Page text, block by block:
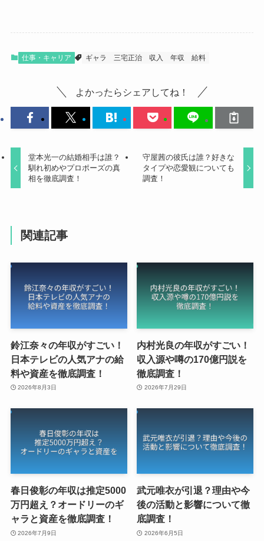
仕事・キャリア ギャラ 三宅正治 収入 年収 給料
よかったらシェアしてね！
堂本光一の結婚相手は誰？
馴れ初めやプロポーズの真
相を徹底調査！
守屋茜の彼氏は誰？好きな
タイプや恋愛観についても
調査！
関連記事
鈴江奈々の年収がすごい！
日本テレビの人気アナの給
料や資産を徹底調査！
2026年8月3日
内村光良の年収がすごい！
収入源や噂の170億円説を
徹底調査！
2026年7月29日
春日俊彰の年収は推定5000
万円超え？オードリーのギ
ャラと資産を徹底調査！
2026年7月9日
武元唯衣が引退？理由や今
後の活動と影響について徹
底調査！
2026年6月5日